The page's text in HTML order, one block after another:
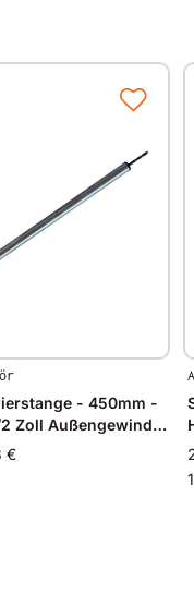
auf
modernsten
und im
Diamanten und
wir immer
- 450mm -
Zoll Außengewinde
€